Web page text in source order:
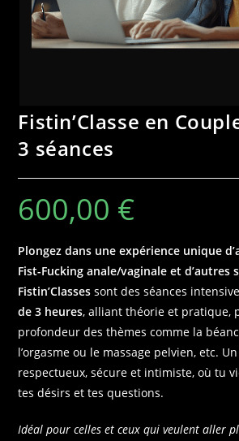
Fistin’Classe en
3 séances
600,00 €
Plongez dans une expérience unique
Fist-Fucking anale/vaginale et d’autres
Fistin’Classes sont des séances
de 3 heures, alliant théorie et pratique,
profondeur desthèmes comme la
l’orgasme ou le massage pelvien, etc.
respectueux, sécure et intimiste, où tu
tes désirs et tes questions.
Idéal pour celles et ceux qui veulent aller